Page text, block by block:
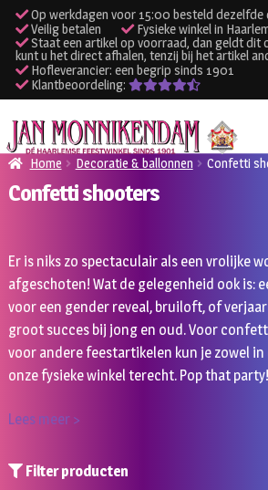
Op werkdagen voor 15:00 besteld dezelfde
Veilig betalen
Fysieke winkel in
Staat een artikel op voorraad, dan geldt dit
kunt u het direct afhalen, tenzij bij het artikel
Hofleverancier: een begrip sinds 1901
Klantbeoordeling:
Ga
door
naar
navigatie
Ga
naar
de
inhoudVerhuur kleding
Onze winkel
Klantenservice
Home Decoratie & ballonnen Confetti
Confetti shooters
Er is niks zo spectaculair als een vrolijke
afgeschoten! Wat de gelegenheid ook is:
voor een gender reveal, bruiloft, of
groot succes bij jong en oud. Voor
voor andere feestartikelen kun je zowel in
onze fysieke winkel terecht. Pop that party!
Lees meer >
Filter producten